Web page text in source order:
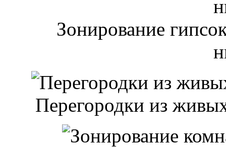
Зонирование
Перегородки из